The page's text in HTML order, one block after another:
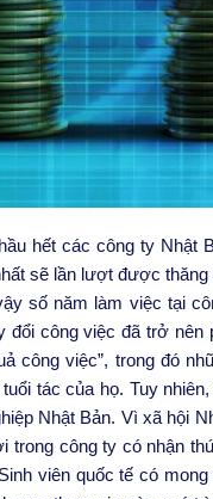
hết các công ty Nhật
sẽ lần lượt được
số năm làm việc tại
đổi công việc đã trở nên
công việc”, trong đó
tác của họ. Tuy
Nhật Bản. Vì xã hội
trong công ty có nhận
viên quốc tế có